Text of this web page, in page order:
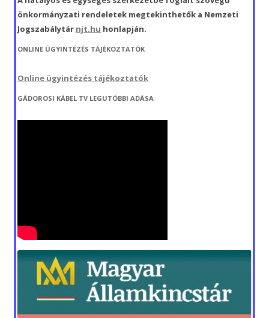
önkormányzati rendeletek megtekinthetők a Nemzeti
Jogszabálytár njt.hu honlapján.
ONLINE ÜGYINTÉZÉS TÁJÉKOZTATÓK
Online ügyintézés tájékoztatók
GÁDOROSI KÁBEL TV LEGUTÓBBI ADÁSA